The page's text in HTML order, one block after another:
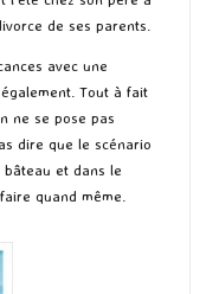
de ses parents.
avec une
Tout à fait
ne se pose pas
dire que le scénario
et dans le
quand même.